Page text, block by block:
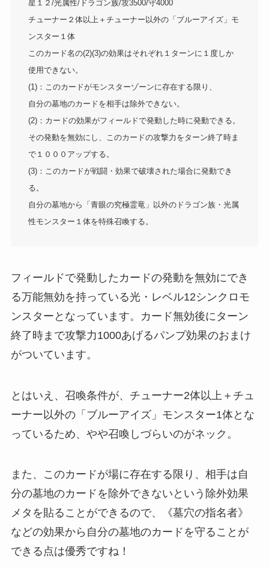
星１２/光属性/ドラゴン族/攻3500/守4000
チューナー２体以上＋チューナー以外の「ブルーアイズ」モ
ンスター１体
このカード名の(2)(3)の効果はそれぞれ１ターンに１度しか
使用できない。
(1)：このカードがモンスターゾーンに存在する限り、
自分の墓地のカードを相手は除外できない。
(2)：カードの効果がフィールドで発動した時に発動できる。
その発動を無効にし、このカードの攻撃力をターン終了時ま
で１０００アップする。
(3)：このカードが戦闘・効果で破壊された場合に発動でき
る。
自分の墓地から「青眼の究極霊竜」以外のドラゴン族・光属
性モンスター１体を特殊召喚する。
フィールドで発動したカードの発動を無効にでき
る万能無効を持っている光・レベル12シンクロモ
ンスターとなっています。カード無効後にターン
終了時まで攻撃力1000あげるパンプ効果のおまけ
がついています。
とはいえ、召喚条件が、チューナー2体以上＋チュ
ーナー以外の「ブルーアイズ」モンスター1体とな
っているため、やや召喚しづらいのがネック。
また、このカードが場に存在する限り、相手は自
分の墓地のカードを除外できないという除外効果
メタを貼ることができるので、《墓穴の指名者》
などの効果から自分の墓地のカードを守ることが
できる点は優秀ですね！